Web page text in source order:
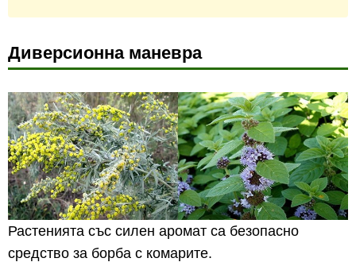
Диверсионна маневра
Растенията със силен аромат са безопасно
средство за борба с комарите.